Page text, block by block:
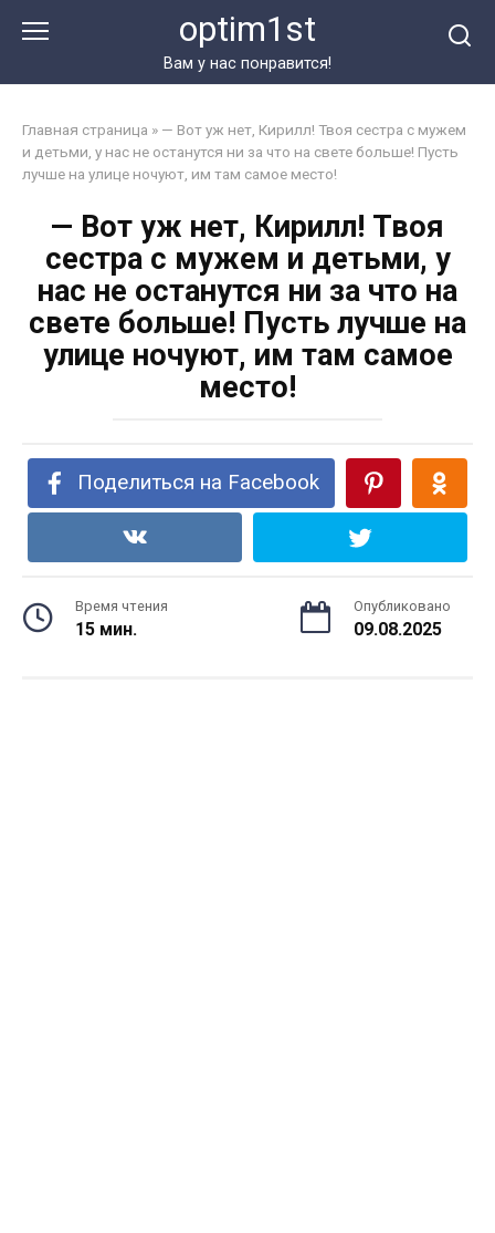
optim1st
Вам у нас понравится!
Главная страница » — Вот уж нет, Кирилл! Твоя сестра с мужем
и детьми, у нас не останутся ни за что на свете больше! Пусть
лучше на улице ночуют, им там самое место!
— Вот уж нет, Кирилл! Твоя
сестра с мужем и детьми, у
нас не останутся ни за что на
свете больше! Пусть лучше на
улице ночуют, им там самое
место!
Поделиться на Facebook
Время чтения
15 мин.
Опубликовано
09.08.2025